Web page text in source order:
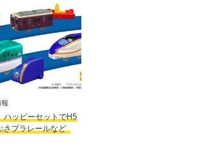
ハッピーセットでH5
さプラレールなど